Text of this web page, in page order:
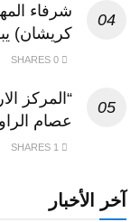
شرفاء
كريشان)
“المركز
عصام
آخر الأخبار